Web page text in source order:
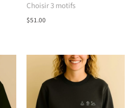
Choisir 3 motifs
$51.00